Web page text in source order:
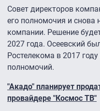
Совет директоров
его полномочия и снова
компании. Решение
2027 года. Осеевский
Ростелекома в 2017
полномочий.
"Акадо" планирует
провайдере "Космос ТВ"